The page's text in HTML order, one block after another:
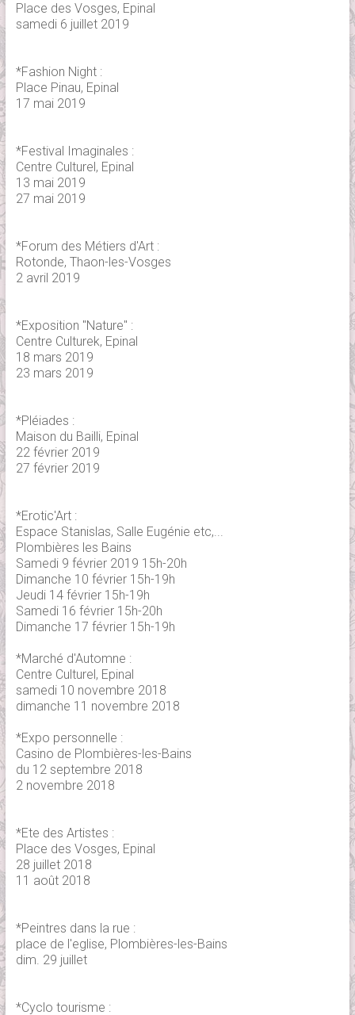
Place des Vosges, Epinal
samedi 6 juillet 2019
*Fashion Night :
Place Pinau, Epinal
17 mai 2019
*Festival Imaginales :
Centre Culturel, Epinal
13 mai 2019
27 mai 2019
*Forum des Métiers d'Art :
Rotonde, Thaon-les-Vosges
2 avril 2019
*Exposition "Nature" :
Centre Culturek, Epinal
18 mars 2019
23 mars 2019
*Pléiades :
Maison du Bailli, Epinal
22 février 2019
27 février 2019
*Erotic'Art :
Espace Stanislas, Salle Eugénie etc,...
Plombières les Bains
Samedi 9 février 2019 15h-20h
Dimanche 10 février 15h-19h
Jeudi 14 février 15h-19h
Samedi 16 février 15h-20h
Dimanche 17 février 15h-19h
*Marché d'Automne :
Centre Culturel, Epinal
samedi 10 novembre 2018
dimanche 11 novembre 2018
*Expo personnelle :
Casino de Plombières-les-Bains
du 12 septembre 2018
2 novembre 2018
*Ete des Artistes :
Place des Vosges, Epinal
28 juillet 2018
11 août 2018
*Peintres dans la rue :
place de l'eglise, Plombières-les-Bains
dim. 29 juillet
*Cyclo tourisme :